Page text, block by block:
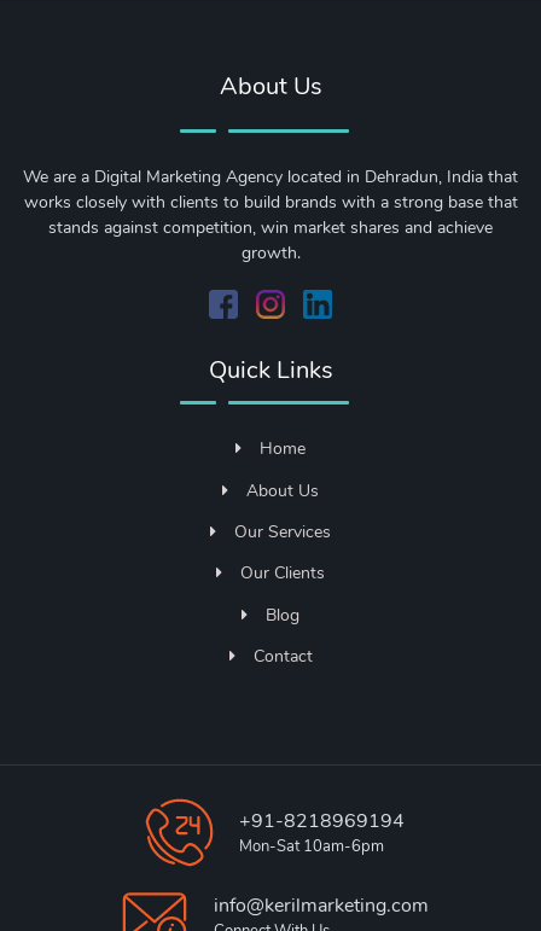
About Us
We are a Digital Marketing Agency located in Dehradun, India that
works closely with clients to build brands with a strong base that
stands against competition, win market shares and achieve
growth.
Quick Links
Home
About Us
Our Services
Our Clients
Blog
Contact
+91-8218969194
Mon-Sat 10am-6pm
info@kerilmarketing.com